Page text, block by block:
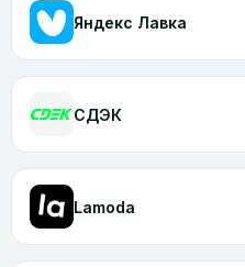
Яндекс Лавка
CДЭК
Lamoda